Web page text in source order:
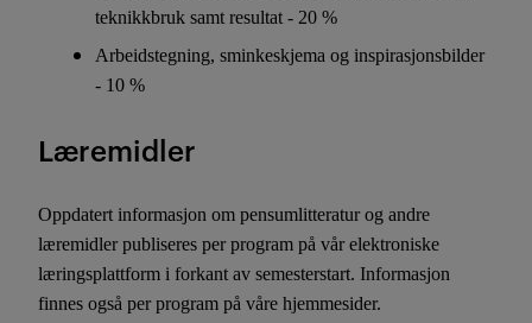
teknikkbruk samt resultat - 20 %
Arbeidstegning, sminkeskjema og inspirasjonsbilder
- 10 %
Læremidler
Oppdatert informasjon om pensumlitteratur og andre
læremidler publiseres per program på vår elektroniske
læringsplattform i forkant av semesterstart. Informasjon
finnes også per program på våre hjemmesider.